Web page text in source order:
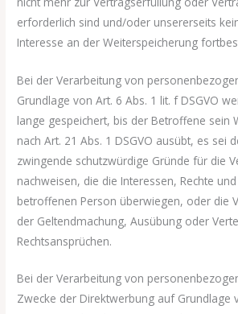
erforderlich sind und/oder unsererseits
Interesse an der Weiterspeicherung
Bei der Verarbeitung von
Grundlage von Art. 6 Abs. 1 lit. f DSGVO
lange gespeichert, bis der Betroffene sein
nach Art. 21 Abs. 1 DSGVO ausübt, es sei
zwingende schutzwürdige Gründe für die
nachweisen, die die Interessen, Rechte
betroffenen Person überwiegen, oder die
der Geltendmachung, Ausübung oder
Rechtsansprüchen.
Bei der Verarbeitung von
Zwecke der Direktwerbung auf Grundlage